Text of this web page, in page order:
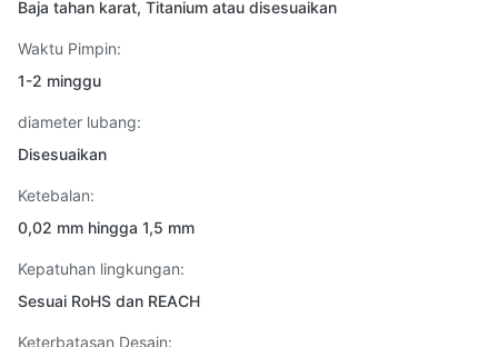
Baja tahan karat, Titanium atau disesuaikan
Waktu Pimpin:
1-2 minggu
diameter lubang:
Disesuaikan
Ketebalan:
0,02 mm hingga 1,5 mm
Kepatuhan lingkungan:
Sesuai RoHS dan REACH
Keterbatasan Desain: